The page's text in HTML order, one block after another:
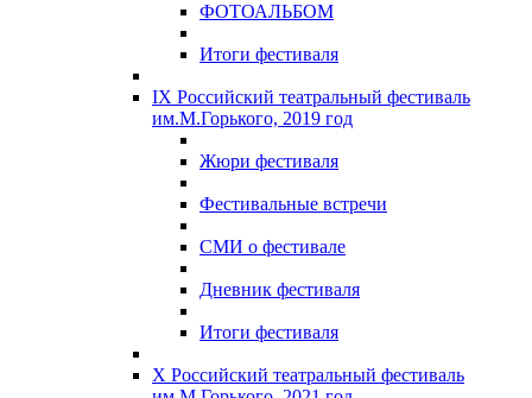
ФОТОАЛЬБОМ
Итоги фестиваля
IX Российский театральный фестиваль
им.М.Горького, 2019 год
Жюри фестиваля
Фестивальные встречи
СМИ о фестивале
Дневник фестиваля
Итоги фестиваля
X Российский театральный фестиваль